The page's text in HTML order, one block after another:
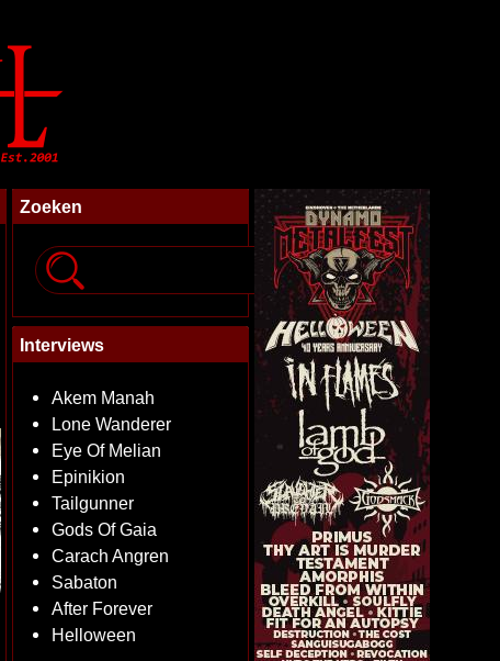
Zoeken
Interviews
Akem Manah
Lone Wanderer
Eye Of Melian
Epinikion
Tailgunner
Gods Of Gaia
Carach Angren
Sabaton
After Forever
Helloween